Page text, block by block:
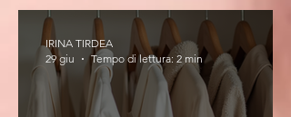
IRINA TIRDEA
29 giu
Tempo di lettura: 2 min